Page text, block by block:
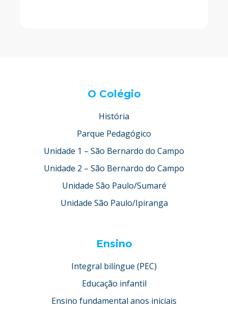
O Colégio
História
Parque Pedagógico
Unidade 1 – São Bernardo do Campo
Unidade 2 – São Bernardo do Campo
Unidade São Paulo/Sumaré
Unidade São Paulo/Ipiranga
Ensino
Integral bilíngue (PEC)
Educação infantil
Ensino fundamental anos iniciais